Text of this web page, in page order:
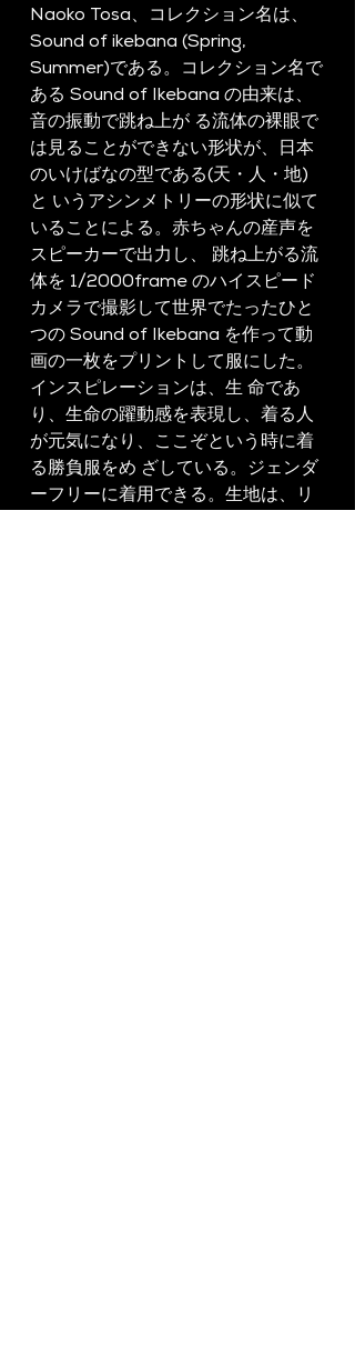
Naoko Tosa、コレクション名は、
Sound of ikebana (Spring,
Summer)である。コレクション名で
ある Sound of Ikebana の由来は、
音の振動で跳ね上が る流体の裸眼で
は見ることができない形状が、日本
のいけばなの型である(天・人・地)
と いうアシンメトリーの形状に似て
いることによる。赤ちゃんの産声を
スピーカーで出力し、 跳ね上がる流
体を 1/2000frame のハイスピード
カメラで撮影して世界でたったひと
つの Sound of Ikebana を作って動
画の一枚をプリントして服にした。
インスピレーションは、生 命であ
り、生命の躍動感を表現し、着る人
が元気になり、ここぞという時に着
る勝負服をめ ざしている。ジェンダ
ーフリーに着用できる。生地は、リ